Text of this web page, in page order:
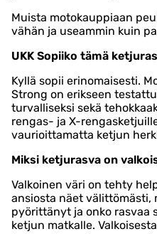
Muista motokauppiaan
vähän ja useammin kuin
UKK Sopiiko tämä
Kyllä sopii erinomaisesti.
Strong on erikseen
turvalliseksi sekä
rengas- ja X-
vaurioittamatta ketjun
Miksi ketjurasva on
Valkoinen väri on tehty
ansiosta näet välittömästi,
pyörittänyt ja onko rasvaa
ketjun matkalle.